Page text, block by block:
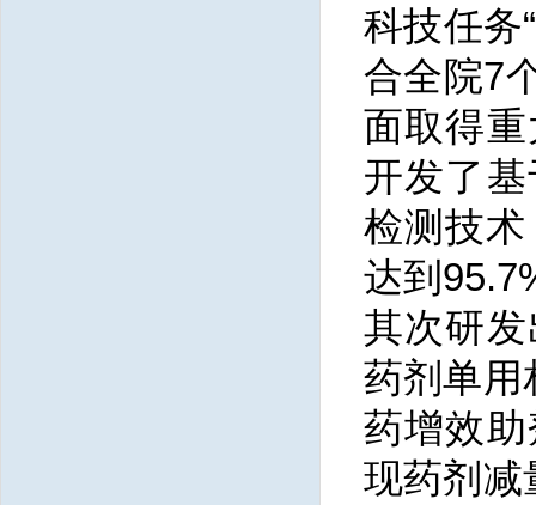
科技任务
合全院7
面取得
开发了
检测技
达到
其次研
药剂单用
药增效
现药剂减